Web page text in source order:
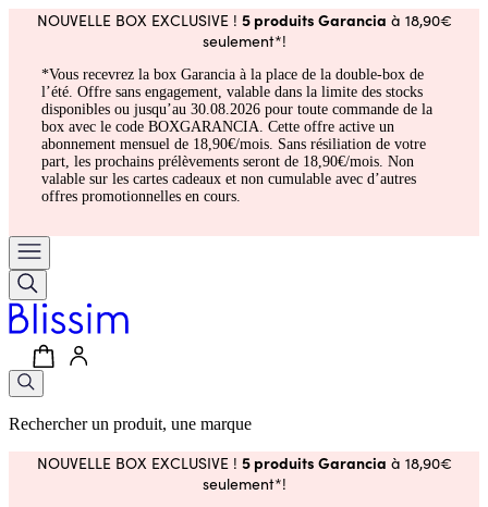
NOUVELLE BOX EXCLUSIVE ! 5 produits Garancia à 18,90€
seulement*!
*Vous recevrez la box Garancia à la place de la double-box de
l’été. Offre sans engagement, valable dans la limite des stocks
disponibles ou jusqu’au 30.08.2026 pour toute commande de la
box avec le code BOXGARANCIA. Cette offre active un
abonnement mensuel de 18,90€/mois. Sans résiliation de votre
part, les prochains prélèvements seront de 18,90€/mois. Non
valable sur les cartes cadeaux et non cumulable avec d’autres
offres promotionnelles en cours.
Rechercher un produit, une marque
NOUVELLE BOX EXCLUSIVE ! 5 produits Garancia à 18,90€
seulement*!